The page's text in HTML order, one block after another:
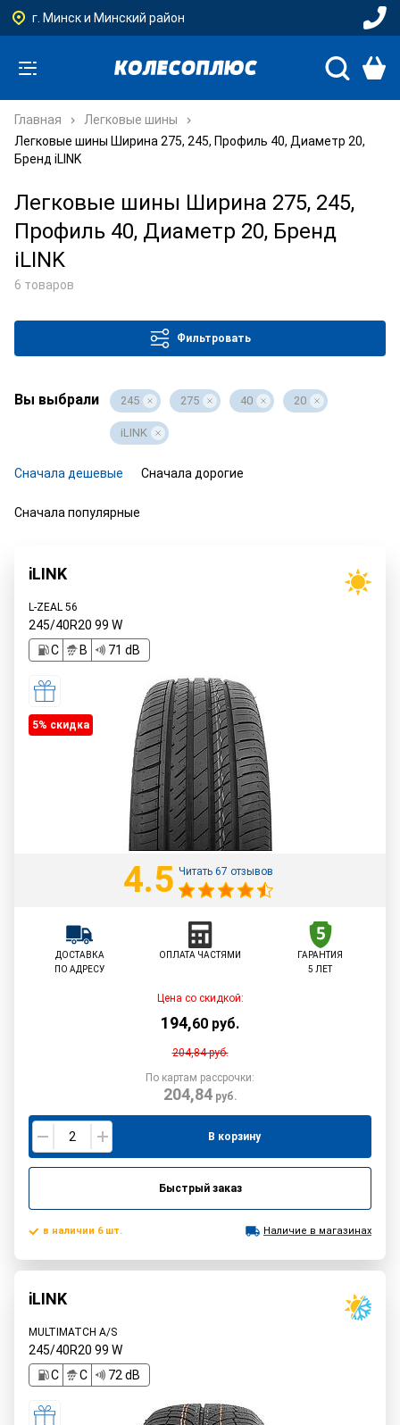
г. Минск и Минский район
Главная
Легковые шины
Легковые шины Ширина 275, 245, Профиль 40, Диаметр 20,
Бренд iLINK
Легковые шины Ширина 275, 245,
Профиль 40, Диаметр 20, Бренд
iLINK
6 товаров
Фильтровать
Вы выбрали 245 275 40 20
iLINK
Сначала дешевые Сначала дорогие
Сначала популярные
iLINK
L-ZEAL 56
245/40R20 99 W
C
B 71 dB
5% cкидка
4.5 Читать 67 отзывов
ДОСТАВКА
ПО АДРЕСУ
ОПЛАТА ЧАСТЯМИ
ГАРАНТИЯ
5 ЛЕТ
Цена со скидкой:
194,60 руб.
204,84руб.
По картам рассрочки:
204,84руб.
В корзину
Быстрый заказ
в наличии 6 шт. Наличие в магазинах
iLINK
MULTIMATCH A/S
245/40R20 99 W
C
C 72 dB